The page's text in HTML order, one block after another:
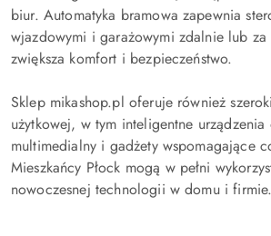
biur. Automatyka bramowa zapewnia
wjazdowymi i garażowymi zdalnie lub
zwiększa komfort i bezpieczeństwo.
Sklep mikashop.pl oferuje również
użytkowej, w tym inteligentne
multimedialny i gadżety wspomagające
Mieszkańcy Płock mogą w pełni
nowoczesnej technologii w domu i firmie.